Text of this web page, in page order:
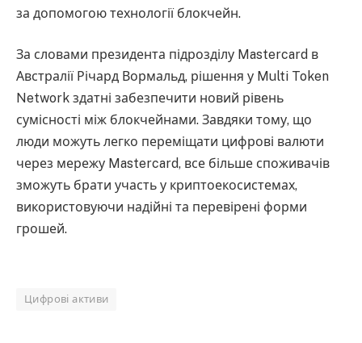
за допомогою технології блокчейн.
За словами президента підрозділу Mastercard в
Австралії Річард Вормальд, рішення у Multi Token
Network здатні забезпечити новий рівень
сумісності між блокчейнами. Завдяки тому, що
люди можуть легко переміщати цифрові валюти
через мережу Mastercard, все більше споживачів
зможуть брати участь у криптоекосистемах,
використовуючи надійні та перевірені форми
грошей.
Цифрові активи